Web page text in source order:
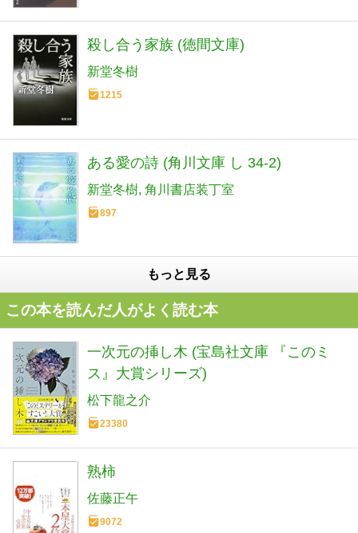
殺し合う家族 (徳間文庫)
新堂冬樹
1215
ある愛の詩 (角川文庫 し 34-2)
新堂冬樹 角川書店装丁室
897
もっと見る
この本を読んだ人がよく読む本
一次元の挿し木 (宝島社文庫 『このミ
ス』大賞シリーズ)
松下龍之介
23380
熟柿
佐藤正午
9072